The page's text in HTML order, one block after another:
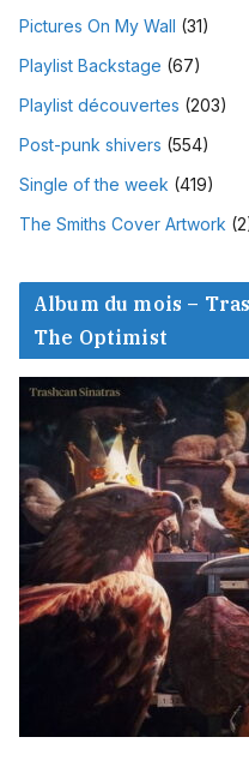
Pictures On My Wall (31)
Playlist Backstage (67)
Playlist découvertes (203)
Post-punk shivers (554)
Single of the week (419)
The Smiths Cover Artwork
Album du mois –
The Optimist